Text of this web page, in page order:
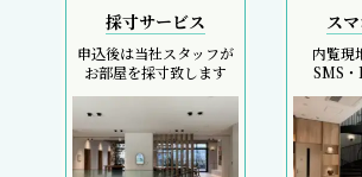
採寸サービス
申込後は当社スタッフが
お部屋を採寸致します
ス
内覧現
SMS